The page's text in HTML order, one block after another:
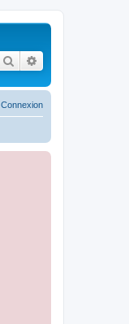
Rechercher
Connexion